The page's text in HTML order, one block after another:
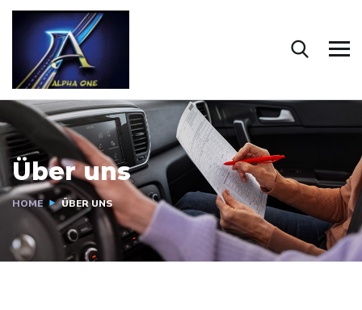
Über uns
HOME ÜBER UNS